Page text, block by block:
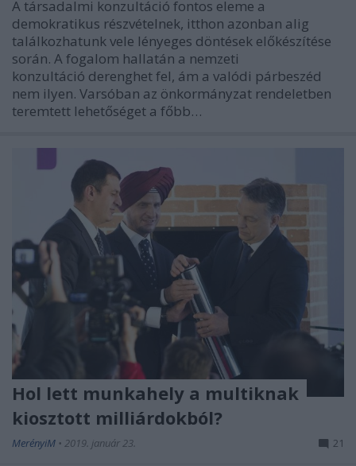
A társadalmi konzultáció fontos eleme a
demokratikus részvételnek, itthon azonban alig
találkozhatunk vele lényeges döntések előkészítése
során. A fogalom hallatán a nemzeti
konzultáció derenghet fel, ám a valódi párbeszéd
nem ilyen. Varsóban az önkormányzat rendeletben
teremtett lehetőséget a főbb…
Hol lett munkahely a multiknak
kiosztott milliárdokból?
MerényiM • 2019. január 23. 21